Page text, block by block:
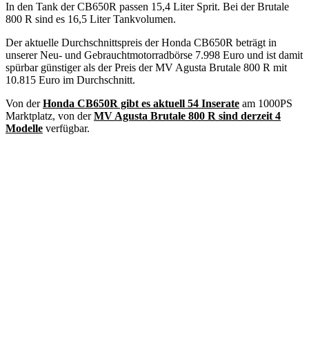
In den Tank der CB650R passen 15,4 Liter Sprit. Bei der Brutale
800 R sind es 16,5 Liter Tankvolumen.
Der aktuelle Durchschnittspreis der Honda CB650R beträgt in
unserer Neu- und Gebrauchtmotorradbörse 7.998 Euro und ist damit
spürbar günstiger als der Preis der MV Agusta Brutale 800 R mit
10.815 Euro im Durchschnitt.
Von derHonda CB650R gibt es aktuell 54 Inserate am 1000PS
Marktplatz, von derMV Agusta Brutale 800 R sind derzeit 4
Modelle verfügbar.